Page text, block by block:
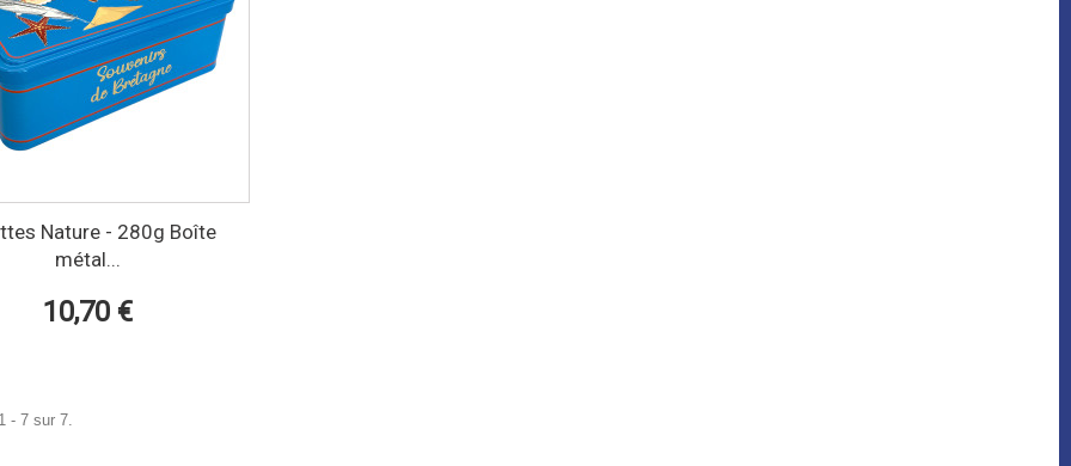
Nature - 280g Boîte
métal...
10,70 €
- 7 sur 7.